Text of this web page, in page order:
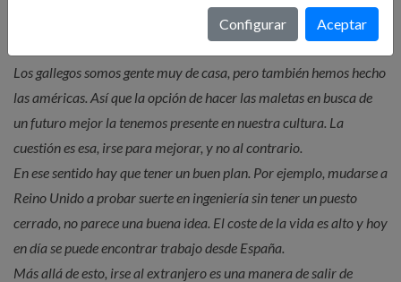
Los gallegos somos gente muy de casa, pero también hemos hecho
las américas. Así que la opción de hacer las maletas en busca de
un futuro mejor la tenemos presente en nuestra cultura. La
cuestión es esa, irse para mejorar, y no al contrario.
En ese sentido hay que tener un buen plan. Por ejemplo, mudarse a
Reino Unido a probar suerte en ingeniería sin tener un puesto
cerrado, no parece una buena idea. El coste de la vida es alto y hoy
en día se puede encontrar trabajo desde España.
Más allá de esto, irse al extranjero es una manera de salir de
Configurar Aceptar